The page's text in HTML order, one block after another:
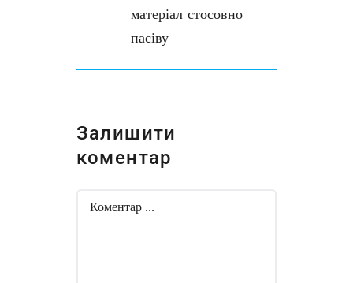
матеріал стосовно
пасіву
Залишити
коментар
Comment